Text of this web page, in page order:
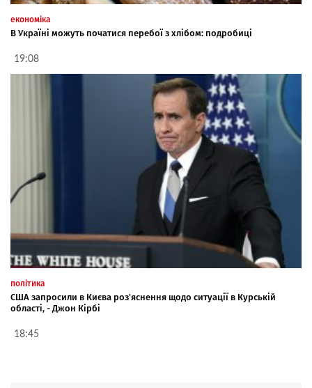
економіка
В Україні можуть початися перебої з хлібом: подробиці
19:08
політика
США запросили в Києва роз'яснення щодо ситуації в Курській
області, - Джон Кірбі
18:45